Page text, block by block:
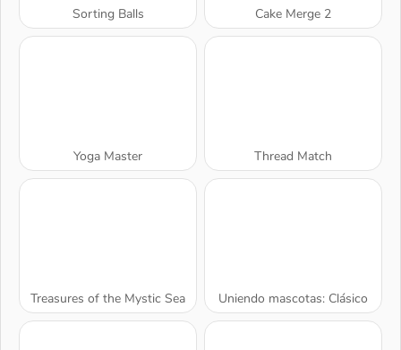
Sorting Balls Cake Merge 2
Yoga Master Thread Match
Treasures of the Mystic Sea Uniendo mascotas: Clásico